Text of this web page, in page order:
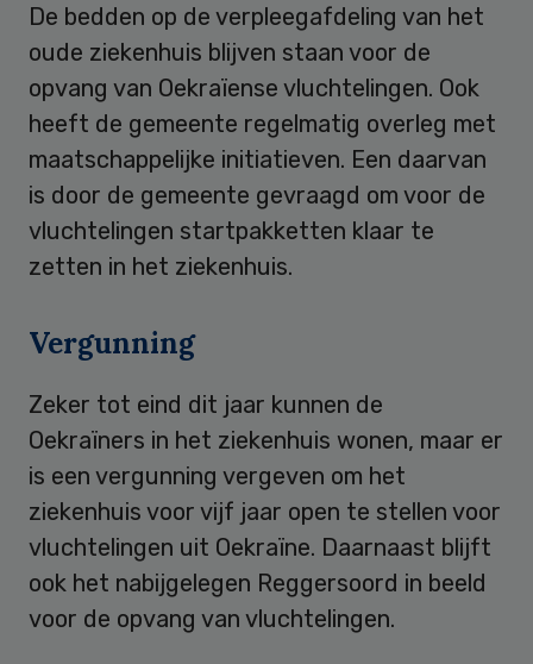
De bedden op de verpleegafdeling van het
oude ziekenhuis blijven staan voor de
opvang van Oekraïense vluchtelingen. Ook
heeft de gemeente regelmatig overleg met
maatschappelijke initiatieven. Een daarvan
is door de gemeente gevraagd om voor de
vluchtelingen startpakketten klaar te
zetten in het ziekenhuis.
Vergunning
Zeker tot eind dit jaar kunnen de
Oekraïners in het ziekenhuis wonen, maar er
is een vergunning vergeven om het
ziekenhuis voor vijf jaar open te stellen voor
vluchtelingen uit Oekraïne. Daarnaast blijft
ook het nabijgelegen Reggersoord in beeld
voor de opvang van vluchtelingen.